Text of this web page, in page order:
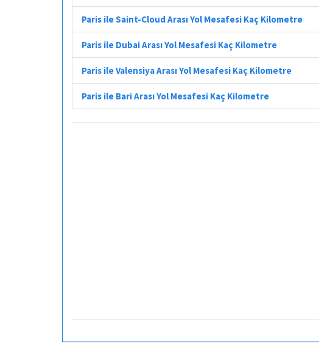
Paris ile Saint-Cloud Arası Yol Mesafesi Kaç Kilometre
Paris ile Dubai Arası Yol Mesafesi Kaç Kilometre
Paris ile Valensiya Arası Yol Mesafesi Kaç Kilometre
Paris ile Bari Arası Yol Mesafesi Kaç Kilometre